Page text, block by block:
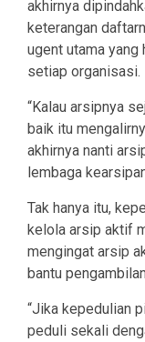
akhirnya
keterangan
ugent utama yang
setiap organisasi.
“Kalau arsipnya
baik itu
akhirnya nanti
lembaga
Tak hanya itu,
kelola arsip aktif
mengingat arsip
bantu
“Jika kepedulian
peduli sekali